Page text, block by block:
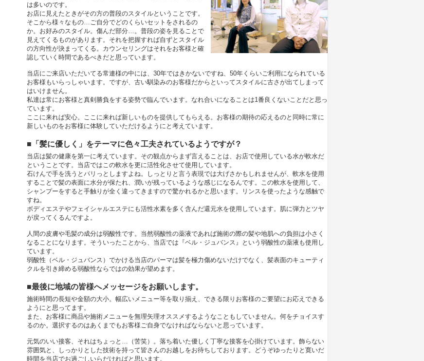
は多いのです。
お店に見えたときがその方の普段のスタイルということです。
そこから様々なもの…ご自分でどのくらいセットをされるの
か。お好みのスタイル。傷んだ部分…。普段の姿を見ることで
見えてくるものがあります。それを把握すれば自ずとスタイル
の方向性が決まってくる。カウンセリングはそれをお客様と確
認していく時間であるべきだと思っています。
当店にご来店いただいてる常連様の中には、30年ではきかないですね、50年くらいご利用になられている
お客様もいらっしゃいます。ですが、古い馴染みのお客様だからといってスタイルに古さが出てしまって
はいけません。
私達は常にお客様と真剣勝負をする姿勢で臨んでいます。なれ合いになることは1番良くないことだと思っ
ています。
ここに来れば安心。ここに来れば新しいものを提供してもらえる。お客様の期待の応えるのと同時に常に
新しいものをお客様に体験していただけるようにと考えています。
■「髪に優しく」をテーマに色々工夫されているようですが？
当店は髪の健康を第一に考えています。その観点からまず言えることは、お店で使用している水が軟水だ
ということです。当店ではこの軟水を更に活性化させて使用しています。
石けんで手を洗うとパリっとしますよね。しっとりと言う表現では大げさかもしれませんが、軟水を使用
することで髪の表面に水分が保たれ、潤いが残っているような感じになるんです。この軟水を使用して、
シャンプーをすると手触りが全く違ってきますので驚かれるかと思います。リンスを使ったような感触で
すね。
ボディエステやフェイシャルエステにも活性水素を多く含んだ還元水を使用しています。肌に弾力とツヤ
が戻ってくるんですよ。
人間の皮膚や毛髪の成分は弱酸性です。当然弱酸性の薬液であれば施術の際の髪や地肌への負担は小さく
なることになります。そういったことから、当店では『ベル・ジュバンス』という弱酸性の薬液も使用し
ています。
弱酸性（ベル・ジュバンス）でかける当店のパーマは髪を極力傷めないだけでなく、髪表面のキューティ
クルを引き締める弱酸性ならではの効果が望めます。
■最後に地域の皆様へメッセージをお願いします。
施術時間の長短や金額の大小。幅広いメニュー等を取り揃え、できる限りお客様のご要望にお応えできる
ようにと思ってます。
また、お客様に商品や施術メニューを無理矢理オススメするようなこともしていません。何をチョイスす
るのか。選択するのはあくまでもお客様ご自身でなければならないと思っています。
元気のいい接客、それはちょっと…（苦笑）。落ち着いた優しく丁寧な接客を心掛けています。飾らない
雰囲気と、しっかりとした技術を持って皆さんのお越しをお待ちしております。どうぞゆったりと寛いだ
時間を当店でお過ごしいらだければと思います。